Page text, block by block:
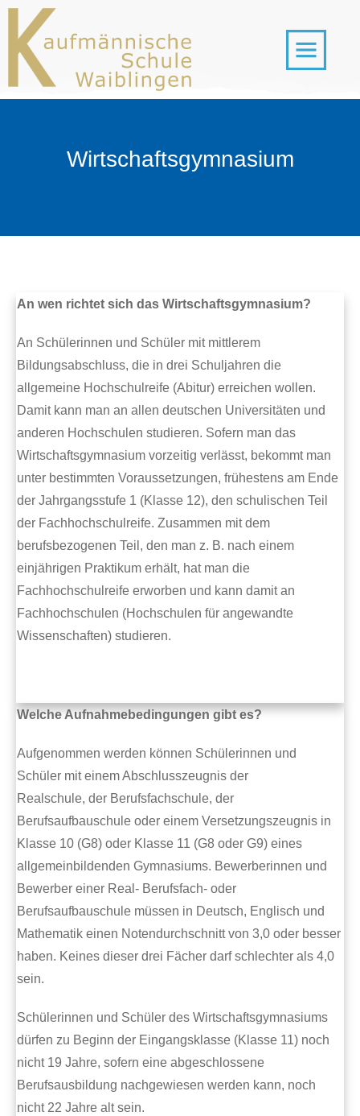
Wirtschaftsgymnasium
An wen richtet sich das Wirtschaftsgymnasium?
An Schülerinnen und Schüler mit mittlerem
Bildungsabschluss, die in drei Schuljahren die
allgemeine Hochschulreife (Abitur) erreichen wollen.
Damit kann man an allen deutschen Universitäten und
anderen Hochschulen studieren. Sofern man das
Wirtschaftsgymnasium vorzeitig verlässt, bekommt man
unter bestimmten Voraussetzungen, frühestens am Ende
der Jahrgangsstufe 1 (Klasse 12), den schulischen Teil
der Fachhochschulreife. Zusammen mit dem
berufsbezogenen Teil, den man z. B. nach einem
einjährigen Praktikum erhält, hat man die
Fachhochschulreife erworben und kann damit an
Fachhochschulen (Hochschulen für angewandte
Wissenschaften) studieren.
Welche Aufnahmebedingungen gibt es?
Aufgenommen werden können Schülerinnen und
Schüler mit einem Abschlusszeugnis der
Realschule, der Berufsfachschule, der
Berufsaufbauschule oder einem Versetzungszeugnis in
Klasse 10 (G8) oder Klasse 11 (G8 oder G9) eines
allgemeinbildenden Gymnasiums. Bewerberinnen und
Bewerber einer Real- Berufsfach- oder
Berufsaufbauschule müssen in Deutsch, Englisch und
Mathematik einen Notendurchschnitt von 3,0 oder besser
haben. Keines dieser drei Fächer darf schlechter als 4,0
sein.
Schülerinnen und Schüler des Wirtschaftsgymnasiums
dürfen zu Beginn der Eingangsklasse (Klasse 11) noch
nicht 19 Jahre, sofern eine abgeschlossene
Berufsausbildung nachgewiesen werden kann, noch
nicht 22 Jahre alt sein.